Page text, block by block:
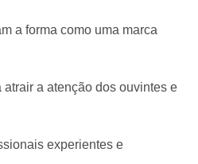
a forma como uma marca
a atenção dos ouvintes e
experientes e